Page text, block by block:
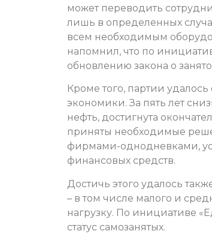
может переводить
лишь в определенных
всем необходимым
напомнил, что по
обновлению закона о
Кроме того, партии
экономики. За пять лет
нефть, достигнута
приняты необходимые
фирмами-однодневками,
финансовых средств.
Достичь этого удалось
– в том числе малого и
нагрузку. По инициативе
статус самозанятых.